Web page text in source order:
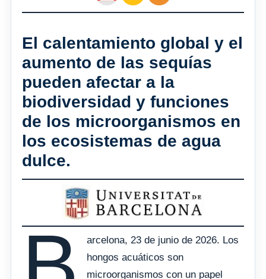
El calentamiento global y el
aumento de las sequías
pueden afectar a la
biodiversidad y funciones
de los microorganismos en
los ecosistemas de agua
dulce.
arcelona, 23 de junio de 2026. Los
hongos acuáticos son
microorganismos con un papel